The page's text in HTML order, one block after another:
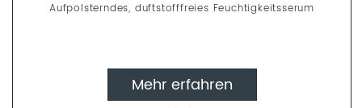
Kühlendes Hyaluron-Augengel gegen
Mehr erfahren